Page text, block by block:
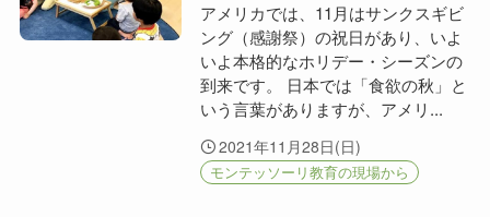
アメリカでは、11月はサンクスギビ
ング（感謝祭）の祝日があり、いよ
いよ本格的なホリデー・シーズンの
到来です。 日本では「食欲の秋」と
いう言葉がありますが、アメリ...
2021年11月28日(日)
モンテッソーリ教育の現場から